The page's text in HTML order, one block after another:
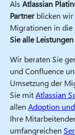
Als Atlassian
Partnerblicken wir
Migrationen in die
Sie alle
Wir beraten Sie
und Confluence
Umsetzung der
Sie mitAtlassian
allen Adoption
Ihre
umfangreichen